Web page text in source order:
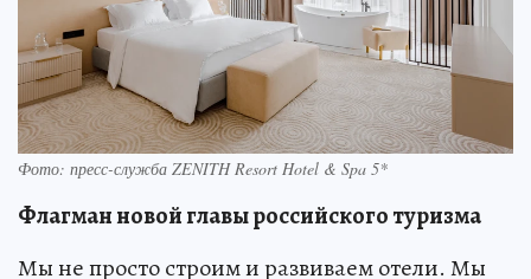
Фото: пресс-служба ZENITH Resort Hotel & Spa 5*
Флагман новой главы российского туризма
Мы не просто строим и развиваем отели. Мы